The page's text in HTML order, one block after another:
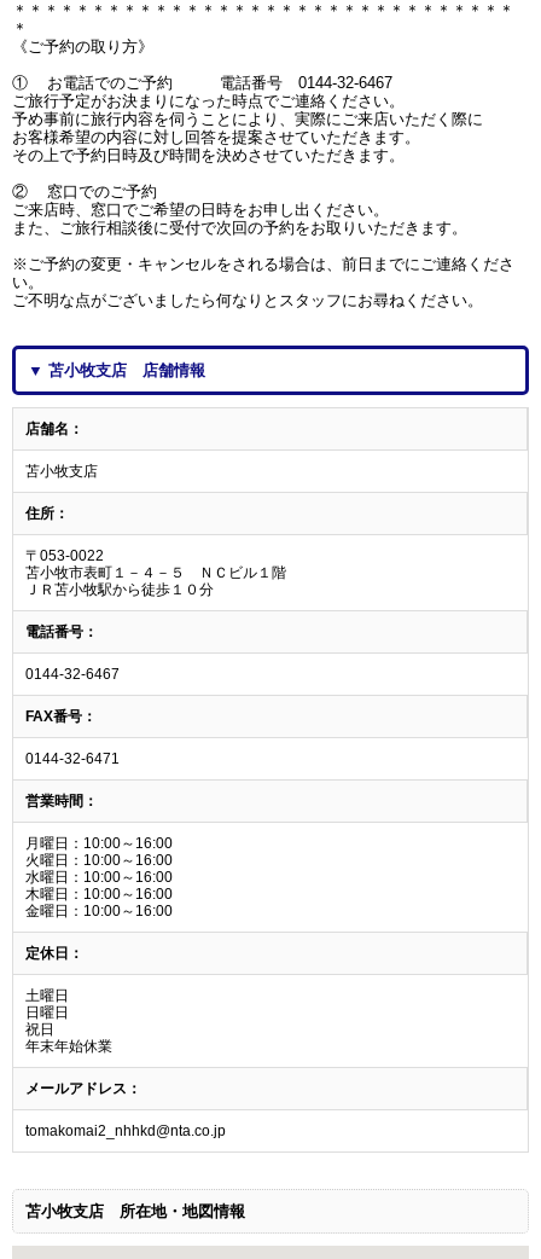
＊＊＊＊＊＊＊＊＊＊＊＊＊＊＊＊＊＊＊＊＊＊＊＊＊＊＊＊＊＊＊＊
＊
《ご予約の取り方》
① お電話でのご予約 電話番号 0144-32-6467
ご旅行予定がお決まりになった時点でご連絡ください。
予め事前に旅行内容を伺うことにより、実際にご来店いただく際に
お客様希望の内容に対し回答を提案させていただきます。
その上で予約日時及び時間を決めさせていただきます。
② 窓口でのご予約
ご来店時、窓口でご希望の日時をお申し出ください。
また、ご旅行相談後に受付で次回の予約をお取りいただきます。
※ご予約の変更・キャンセルをされる場合は、前日までにご連絡くださ
い。
ご不明な点がございましたら何なりとスタッフにお尋ねください。
▼ 苫小牧支店 店舗情報
店舗名：
苫小牧支店
住所：
〒053-0022
苫小牧市表町１－４－５ ＮＣビル１階
ＪＲ苫小牧駅から徒歩１０分
電話番号：
0144-32-6467
FAX番号：
0144-32-6471
営業時間：
月曜日：10:00～16:00
火曜日：10:00～16:00
水曜日：10:00～16:00
木曜日：10:00～16:00
金曜日：10:00～16:00
定休日：
土曜日
日曜日
祝日
年末年始休業
メールアドレス：
tomakomai2_nhhkd@nta.co.jp
苫小牧支店 所在地・地図情報